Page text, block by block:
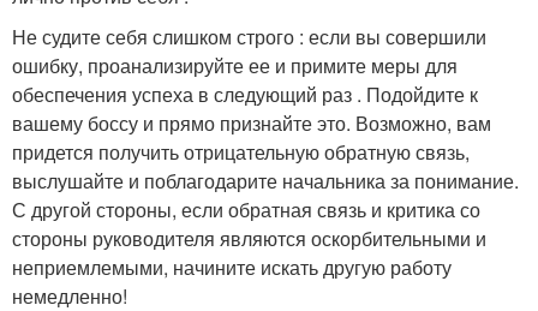
Не судите себя слишком строго : если вы совершили
ошибку, проанализируйте ее и примите меры для
обеспечения успеха в следующий раз . Подойдите к
вашему боссу и прямо признайте это. Возможно, вам
придется получить отрицательную обратную связь,
выслушайте и поблагодарите начальника за понимание.
С другой стороны, если обратная связь и критика со
стороны руководителя являются оскорбительными и
неприемлемыми, начините искать другую работу
немедленно!